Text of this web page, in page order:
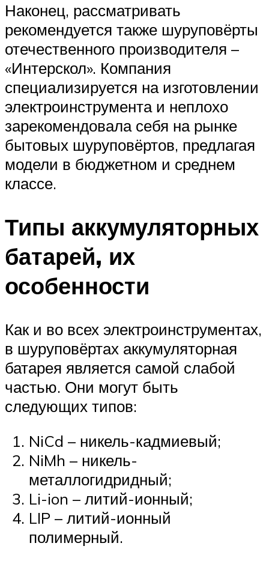
Наконец, рассматривать
рекомендуется также шуруповёрты
отечественного производителя –
«Интерскол». Компания
специализируется на изготовлении
электроинструмента и неплохо
зарекомендовала себя на рынке
бытовых шуруповёртов, предлагая
модели в бюджетном и среднем
классе.
Типы аккумуляторных
батарей, их
особенности
Как и во всех электроинструментах,
в шуруповёртах аккумуляторная
батарея является самой слабой
частью. Они могут быть
следующих типов:
NiCd – никель-кадмиевый;
NiMh – никель-
металлогидридный;
Li-ion – литий-ионный;
LIP – литий-ионный
полимерный.